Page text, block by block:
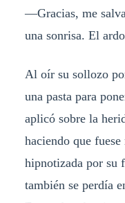
—Gracias, me
una sonrisa. El
Al oír su sollozo
una pasta para
aplicó sobre la
haciendo que
hipnotizada por su
también se perdía